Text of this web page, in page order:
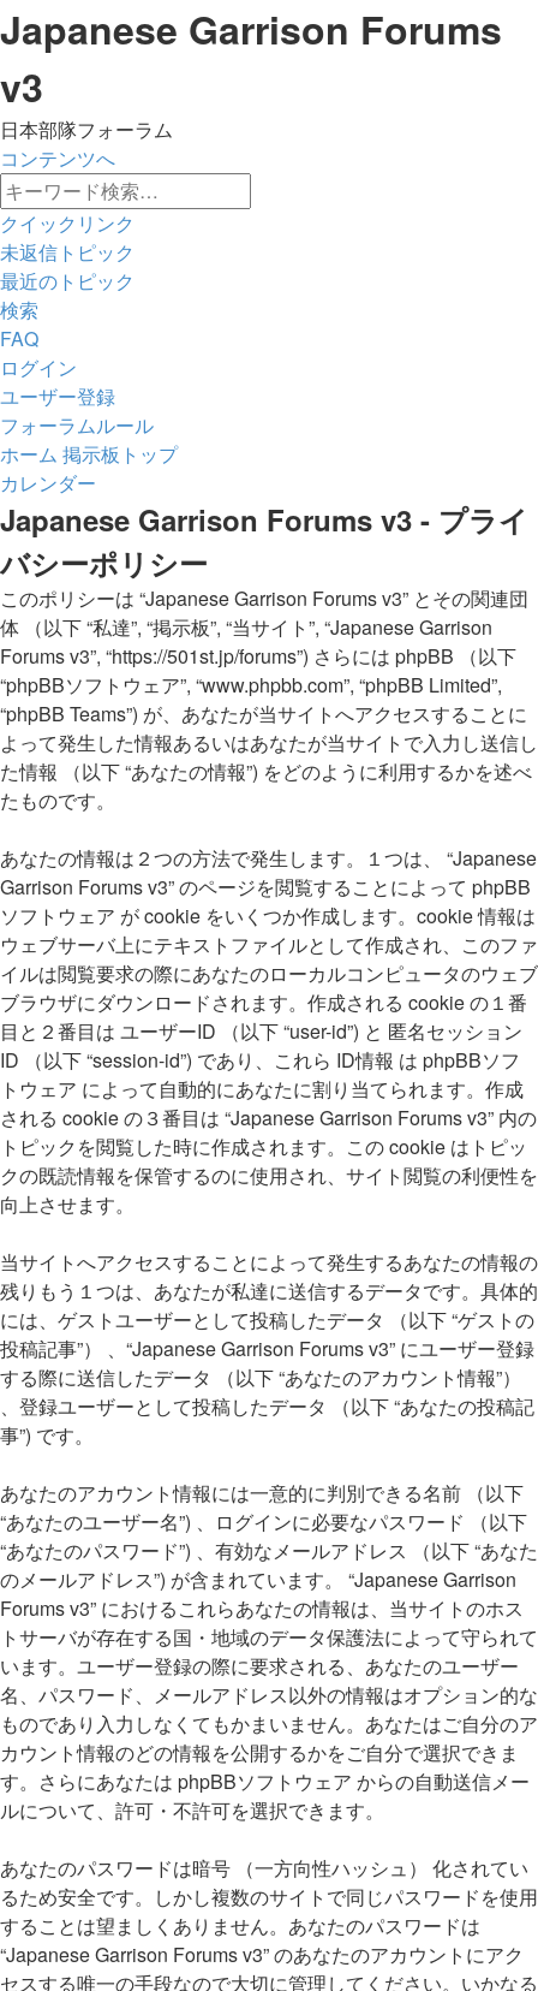
Japanese Garrison Forums
v3
日本部隊フォーラム
コンテンツへ
クイックリンク
未返信トピック
最近のトピック
検索
FAQ
ログイン
ユーザー登録
フォーラムルール
ホーム 掲示板トップ
カレンダー
検
索
Japanese Garrison Forums v3 - プライ
バシーポリシー
このポリシーは “Japanese Garrison Forums v3” とその関連団
体 （以下 “私達”, “掲示板”, “当サイト”, “Japanese Garrison
Forums v3”, “https://501st.jp/forums”) さらには phpBB （以下
“phpBBソフトウェア”, “www.phpbb.com”, “phpBB Limited”,
“phpBB Teams”) が、あなたが当サイトへアクセスすることに
よって発生した情報あるいはあなたが当サイトで入力し送信し
た情報 （以下 “あなたの情報”) をどのように利用するかを述べ
たものです。
あなたの情報は２つの方法で発生します。１つは、 “Japanese
Garrison Forums v3” のページを閲覧することによって phpBB
ソフトウェア が cookie をいくつか作成します。cookie 情報は
ウェブサーバ上にテキストファイルとして作成され、このファ
イルは閲覧要求の際にあなたのローカルコンピュータのウェブ
ブラウザにダウンロードされます。作成される cookie の１番
目と２番目は ユーザーID （以下 “user-id”) と 匿名セッション
ID （以下 “session-id”) であり、これら ID情報 は phpBBソフ
トウェア によって自動的にあなたに割り当てられます。作成
される cookie の３番目は “Japanese Garrison Forums v3” 内の
トピックを閲覧した時に作成されます。この cookie はトピッ
クの既読情報を保管するのに使用され、サイト閲覧の利便性を
向上させます。
当サイトへアクセスすることによって発生するあなたの情報の
残りもう１つは、あなたが私達に送信するデータです。具体的
には、ゲストユーザーとして投稿したデータ （以下 “ゲストの
投稿記事”） 、“Japanese Garrison Forums v3” にユーザー登録
する際に送信したデータ （以下 “あなたのアカウント情報”）
、登録ユーザーとして投稿したデータ （以下 “あなたの投稿記
事”) です。
あなたのアカウント情報には一意的に判別できる名前 （以下
“あなたのユーザー名”) 、ログインに必要なパスワード （以下
“あなたのパスワード”) 、有効なメールアドレス （以下 “あなた
のメールアドレス”) が含まれています。 “Japanese Garrison
Forums v3” におけるこれらあなたの情報は、当サイトのホス
トサーバが存在する国・地域のデータ保護法によって守られて
います。ユーザー登録の際に要求される、あなたのユーザー
名、パスワード、メールアドレス以外の情報はオプション的な
ものであり入力しなくてもかまいません。あなたはご自分のア
カウント情報のどの情報を公開するかをご自分で選択できま
す。さらにあなたは phpBBソフトウェア からの自動送信メー
ルについて、許可・不許可を選択できます。
あなたのパスワードは暗号 （一方向性ハッシュ） 化されてい
るため安全です。しかし複数のサイトで同じパスワードを使用
することは望ましくありません。あなたのパスワードは
“Japanese Garrison Forums v3” のあなたのアカウントにアク
セスする唯一の手段なので大切に管理してください。いかなる